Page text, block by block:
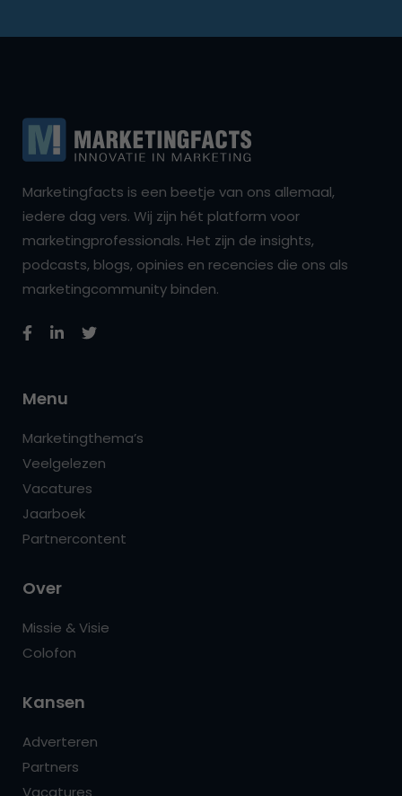
Marketingfacts is een beetje van ons allemaal,
iedere dag vers. Wij zijn hét platform voor
marketingprofessionals. Het zijn de insights,
podcasts, blogs, opinies en recencies die ons als
marketingcommunity binden.
Menu
Marketingthema’s
Veelgelezen
Vacatures
Jaarboek
Partnercontent
Over
Missie & Visie
Colofon
Kansen
Adverteren
Partners